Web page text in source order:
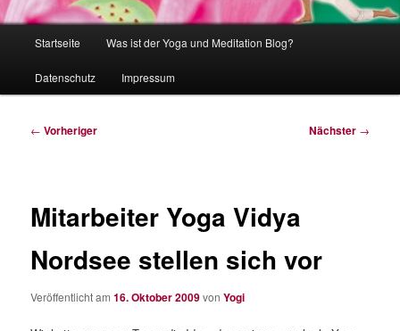
Startseite Was ist der Yoga und Meditation Blog?
Datenschutz Impressum
Beitragsnavigation
← Vorheriger Nächster →
Mitarbeiter Yoga Vidya
Nordsee stellen sich vor
Veröffentlicht am16. Oktober 2009vonYogi